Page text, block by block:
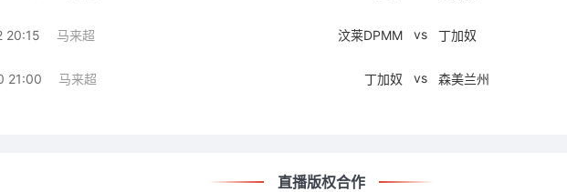
20:15 马来超 汶莱DPMM vs 丁加奴
21:00 马来超 丁加奴 vs 森美兰州
直播版权合作